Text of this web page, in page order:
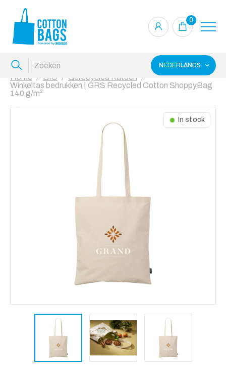
0
NEDERLANDS
Home BIO
Gerecycled Katoen
Winkeltas bedrukken | GRS Recycled Cotton ShoppyBag
140 g/m²
In stock